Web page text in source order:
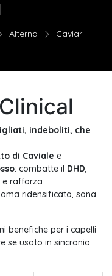
Alterna
Caviar
indeboliti, che
di Caviale e
: combatte il DHD,
e rafforza
ridensificata, sana
benefiche per i capelli
se usato in sincronia